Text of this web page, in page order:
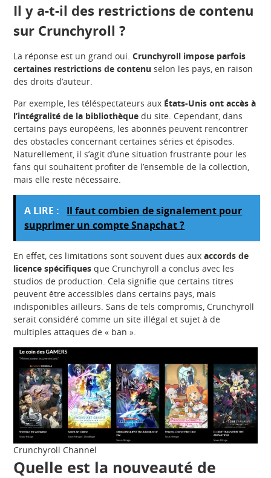
Il y a-t-il des restrictions de contenu
sur Crunchyroll ?
La réponse est un grand oui.Crunchyroll impose parfois
certaines restrictions de contenu selon les pays, en raison
des droits d’auteur.
Par exemple, les téléspectateurs aux États-Unis ont accès à
l’intégralité de la bibliothèque du site. Cependant, dans
certains pays européens, les abonnés peuvent rencontrer
des obstacles concernant certaines séries et épisodes.
Naturellement, il s’agit d’une situation frustrante pour les
fans qui souhaitent profiter de l’ensemble de la collection,
mais elle reste nécessaire.
A LIRE :
Il faut combien de signalement pour
supprimer un compte Snapchat ?
En effet, ces limitations sont souvent dues auxaccords de
licence spécifiques que Crunchyroll a conclus avec les
studios de production. Cela signifie que certains titres
peuvent être accessibles dans certains pays, mais
indisponibles ailleurs. Sans de tels compromis, Crunchyroll
serait considéré comme un site illégal et sujet à de
multiples attaques de « ban ».
Crunchyroll Channel
Quelle est la nouveauté de